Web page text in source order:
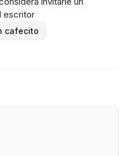
escritor
cafecito